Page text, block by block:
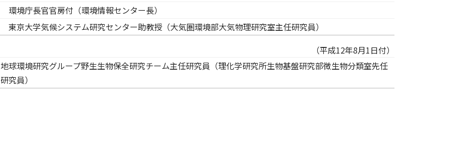
環境庁長官官房付（環境情報センター長）
東京大学気候システム研究センター助教授（大気圏環境部大気物理研究室主任研究員）
（平成12年8月1日付）
地球環境研究グループ野生生物保全研究チーム主任研究員（理化学研究所生物基盤研究部微生物分類室先任
研究員）